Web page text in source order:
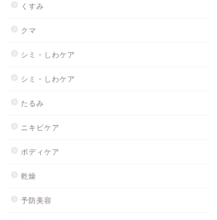
くすみ
クマ
シミ・しわケア
シミ・しわケア
たるみ
ニキビケア
ボディケア
乾燥
予防美容